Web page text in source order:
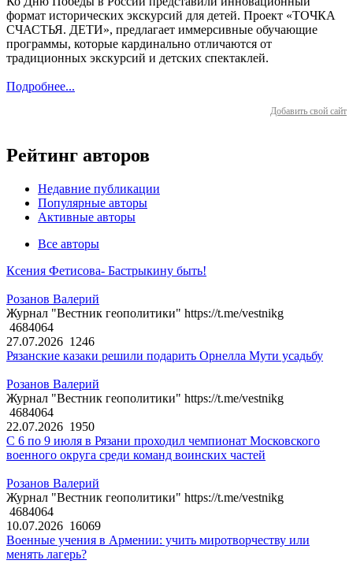
формат исторических экскурсий для детей. Проект «ТОЧКА
СЧАСТЬЯ. ДЕТИ», предлагает иммерсивные обучающие
программы, которые кардинально отличаются от
традиционных экскурсий и детских спектаклей.
Подробнее...
Добавить свой сайт
Рейтинг авторов
Недавние публикации
Популярные авторы
Активные авторы
Все авторы
Ксения Фетисова- Бастрыкину быть!
Розанов Валерий
Журнал "Вестник геополитики" https://t.me/vestnikg
4684064
27.07.2026 1246
Рязанские казаки решили подарить Орнелла Мути усадьбу
Розанов Валерий
Журнал "Вестник геополитики" https://t.me/vestnikg
4684064
22.07.2026 1950
С 6 по 9 июля в Рязани проходил чемпионат Московского
военного округа среди команд воинских частей
Розанов Валерий
Журнал "Вестник геополитики" https://t.me/vestnikg
4684064
10.07.2026 16069
Военные учения в Армении: учить миротворчеству или
менять лагерь?